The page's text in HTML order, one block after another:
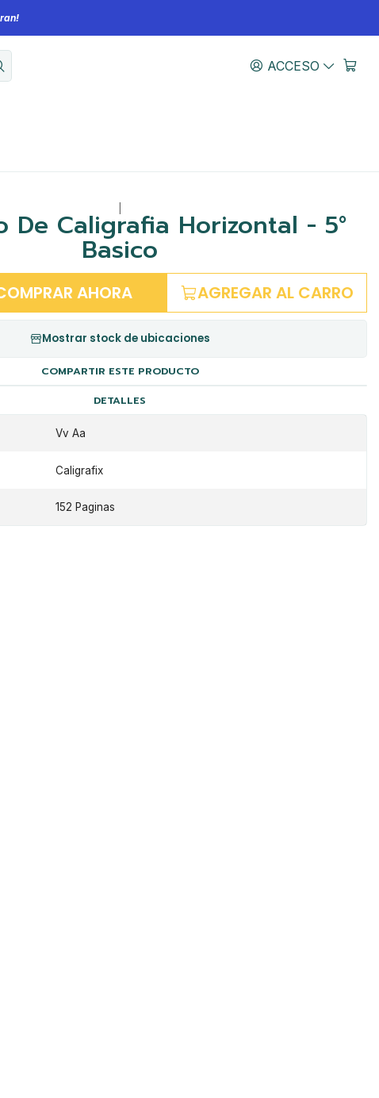
ACCESO
De Caligrafia Horizontal - 5°
Basico
AGREGAR AL CARRO
AHORA
Mostrar stock de ubicaciones
COMPARTIR ESTE PRODUCTO
DETALLES
Vv Aa
Caligrafix
152 Paginas